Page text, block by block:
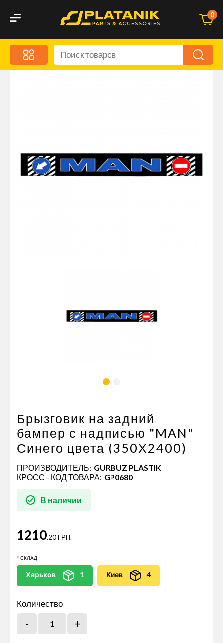
0
Меню
Акционные предложения
Брызговики
Запчасти кузова и зеркала
Стяжные ремни и тросы
Брызговик на задний
бампер с надписью "MAN"
Синего цвета (350Х2400)
ПРОИЗВОДИТЕЛЬ: GURBUZ PLASTIK
КРОСС - КОД ТОВАРА: GP0680
В наличии
1210.20 ГРН.
СКЛАД
Харьков 1 Киев 4
Количество